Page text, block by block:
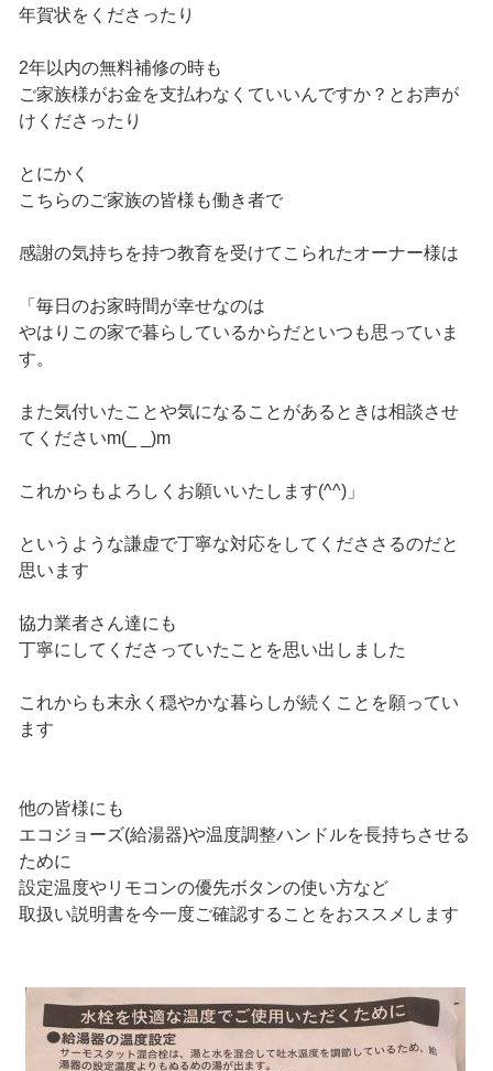
年賀状をくださったり
2年以内の無料補修の時も
ご家族様がお金を支払わなくていいんですか？とお声が
けくださったり
とにかく
こちらのご家族の皆様も働き者で
感謝の気持ちを持つ教育を受けてこられたオーナー様は
「毎日のお家時間が幸せなのは
やはりこの家で暮らしているからだといつも思っていま
す。
また気付いたことや気になることがあるときは相談させ
てくださいm(_ _)m
これからもよろしくお願いいたします(^^)」
というような謙虚で丁寧な対応をしてくだささるのだと
思います
協力業者さん達にも
丁寧にしてくださっていたことを思い出しました
これからも末永く穏やかな暮らしが続くことを願ってい
ます
他の皆様にも
エコジョーズ(給湯器)や温度調整ハンドルを長持ちさせる
ために
設定温度やリモコンの優先ボタンの使い方など
取扱い説明書を今一度ご確認することをおススメします